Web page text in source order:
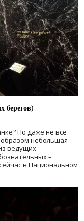
берегов)
Но даже не все
небольшая
ведущих
–
в Национальном